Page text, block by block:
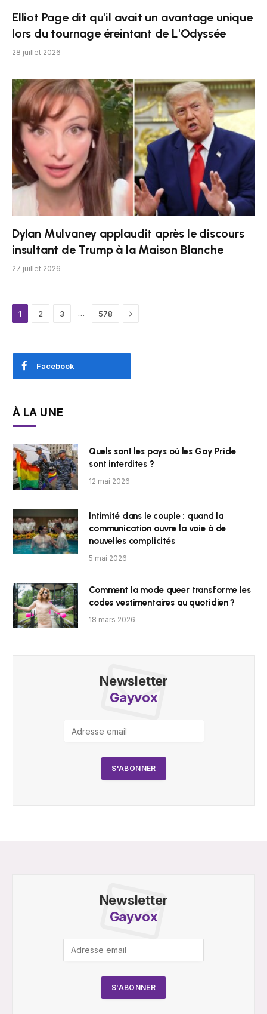
Elliot Page dit qu'il avait un avantage unique
lors du tournage éreintant de L'Odyssée
28 juillet 2026
Dylan Mulvaney applaudit après le discours
insultant de Trump à la Maison Blanche
27 juillet 2026
1 2 3 … 578 Next
Facebook
À LA UNE
Quels sont les pays où les Gay Pride
sont interdites ?
12 mai 2026
Intimité dans le couple : quand la
communication ouvre la voie à de
nouvelles complicités
5 mai 2026
Comment la mode queer transforme les
codes vestimentaires au quotidien ?
18 mars 2026
Newsletter
Gayvox
Newsletter
Gayvox